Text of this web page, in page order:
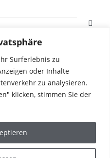
Surferlebnis zu
oder Inhalte
zu analysieren.
klicken, stimmen Sie der